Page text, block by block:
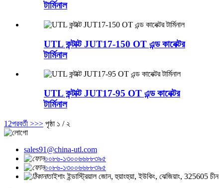
টার্মিনাল
UTL কন্টাক্ট JUT17-150 OT এন্ড কানেক্টর
টার্মিনাল
UTL কন্টাক্ট JUT17-95 OT এন্ড কানেক্টর
টার্মিনাল
1 2পরবর্তী >>> পৃষ্ঠা ১ / ২
sales91@china-utl.com
০০৮৬-১৩০০৬৬৮৮৩৯৫
০০৮৬-১৩০০৬৬৮৮৩৯৫
তাইশাং ইন্ডাস্ট্রিয়াল জোন, হুয়াংহুয়া, ইউকিং, ঝেজিয়াং, 325605 চীন